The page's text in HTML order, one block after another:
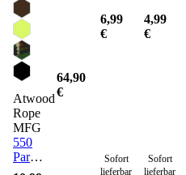
Atwood
Rope
MFG
550
Paracord
Seil 4
64,90
€
6,99
€
Sofort
lieferbar
4,99
€
Sofort
lieferbar